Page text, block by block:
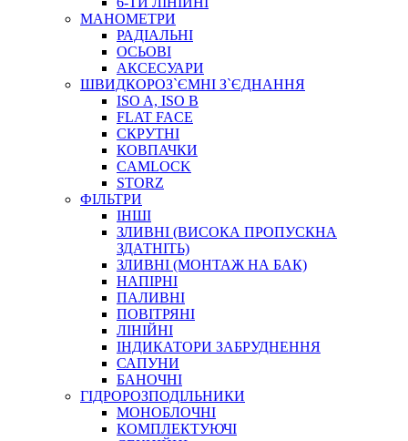
АВТОХІМІЯ
ДОМКРАТИ
НАБОРИ ЗАПОБІЖНИКІВ, КЛЕМ, АКСЕСУАРІВ
НАСОСИ, КОМПРЕСОРИ, МАНОМЕТРИ
ПАСТА, АНТИСЕПТИК
ІНСТРУМЕНТ
САДОВИЙ ІНВЕНТАР
ЕЛЕКТРИЧНІ ПРИЛАДИ
ПАЛЬНИКИ, ПАЯЛЬНИКИ, ПАЯЛЬНІ ЛАМПИ
ІНСТРУМЕНТИ ДЛЯ ЕЛЕКТРИКА
ЕЛЕКТРОІНСТРУМЕНТИ
ЗАМКИ І КОМПЛЕКТУЮЧІ
ІНСТРУМЕНТИ ДЛЯ ЗВАРЮВАННЯ, АКСЕСУАРИ
МАНОМЕТРИ
РАДІАЛЬНІ
ОСЬОВІ
АКСЕСУАРИ
ШВИДКОРОЗ`ЄМНІ З`ЄДНАННЯ
ISO A, ISO B
FLAT FACE
СКРУТНІ
КОВПАЧКИ
CAMLOCK
STORZ
ФІЛЬТРИ
ІНШІ
ЗЛИВНІ (ВИСОКА ПРОПУСКНА
ЗДАТНІТЬ)
ЗЛИВНІ (МОНТАЖ НА БАК)
НАПІРНІ
ПАЛИВНІ
ПОВІТРЯНІ
ЛІНІЙНІ
ІНДИКАТОРИ ЗАБРУДНЕННЯ
САПУНИ
БАНОЧНІ
ГІДРОРОЗПОДІЛЬНИКИ
МОНОБЛОЧНІ
КОМПЛЕКТУЮЧІ